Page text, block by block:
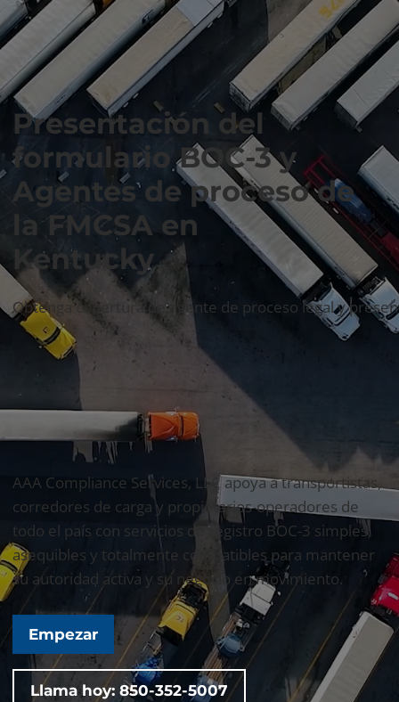
Presentación del
formulario BOC-3 y
Agentes de proceso de
la FMCSA en
Kentucky
Obtenga cobertura de agente de proceso legal y
AAA Compliance Services, LLC apoya a transportistas,
corredores de carga y propietarios-operadores de
todo el país con servicios de registro BOC-3 simples,
asequibles y totalmente compatibles para mantener
su autoridad activa y su negocio en movimiento.
Empezar
Llama hoy: 850-352-5007